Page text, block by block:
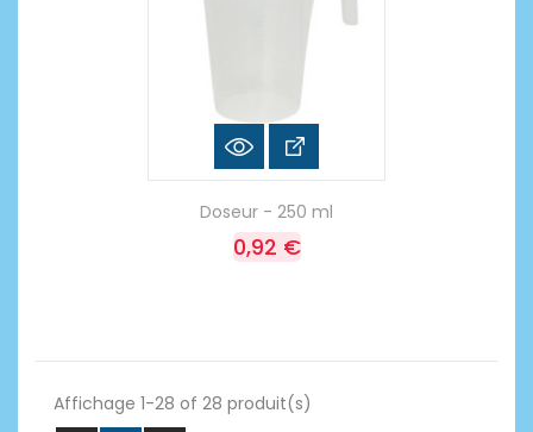
Doseur - 250 ml
0,92 €
Affichage 1-28 of 28 produit(s)